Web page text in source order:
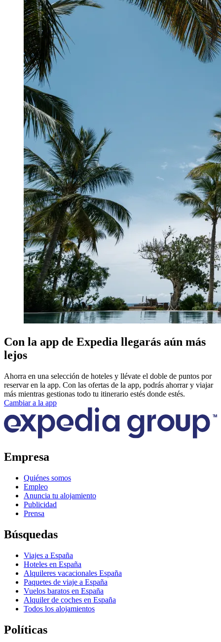
Con la app de Expedia llegarás aún más
lejos
Ahorra en una selección de hoteles y llévate el doble de puntos por
reservar en la app. Con las ofertas de la app, podrás ahorrar y viajar
más mientras gestionas todo tu itinerario estés donde estés.
Cambiar a la app
Empresa
Quiénes somos
Empleo
Anuncia tu alojamiento
Publicidad
Prensa
Búsquedas
Viajes a España
Hoteles en España
Alquileres vacacionales España
Paquetes de viaje a España
Vuelos baratos en España
Alquiler de coches en España
Todos los alojamientos
Políticas